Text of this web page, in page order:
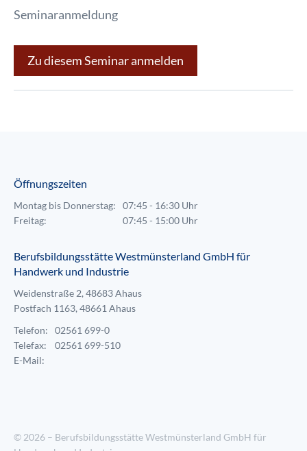
Seminaranmeldung
Zu diesem Seminar anmelden
Öffnungszeiten
Montag bis Donnerstag:
07:45 - 16:30 Uhr
Freitag:
07:45 - 15:00 Uhr
Berufsbildungsstätte Westmünsterland GmbH für
Handwerk und Industrie
Weidenstraße 2, 48683 Ahaus
Postfach 1163, 48661 Ahaus
Telefon:
02561 699-0
Telefax:
02561 699-510
E-Mail:
© 2026 – Berufsbildungsstätte Westmünsterland GmbH für